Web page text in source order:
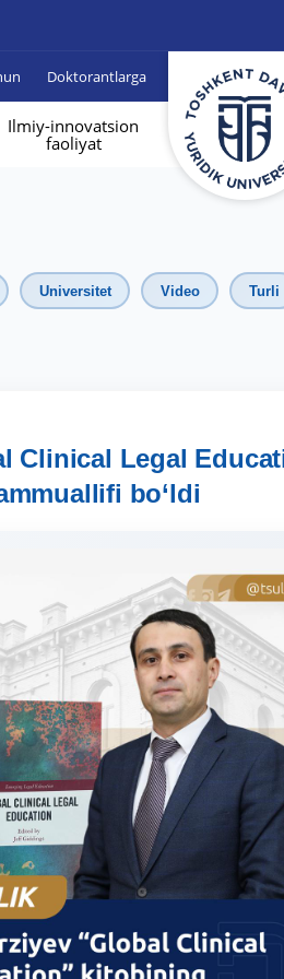
Doktorantlarga
Ilmiy-innovatsion
faoliyat
Universitet Video Turli
Clinical Legal
bo‘ldi